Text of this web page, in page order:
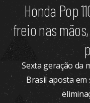
Honda Pop
freio nas
Sexta geração da
Brasil aposta em